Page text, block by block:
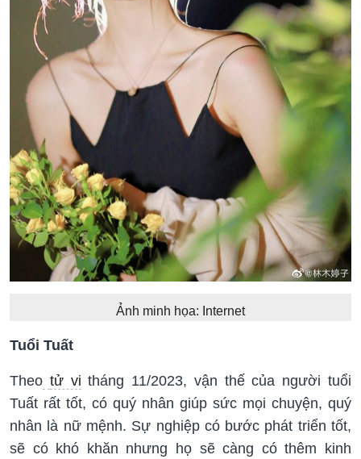
Ảnh minh họa: Internet
Tuổi Tuất
Theo tử vi tháng 11/2023, vận thế của người tuổi
Tuất rất tốt, có quý nhân giúp sức mọi chuyện, quý
nhân là nữ mệnh. Sự nghiệp có bước phát triển tốt,
sẽ có khó khăn nhưng họ sẽ càng có thêm kinh